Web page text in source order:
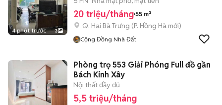
4 phút trước 3
20 triệu/tháng 55 m²
Q. Hai Bà Trưng (P. Hồng Hà mới)
Cộng Đồng Nhà Đất
Phòng trọ 553 Giải Phóng Full đồ gần
Bách Kinh Xây
Nội thất đầy đủ
5,5 triệu/tháng